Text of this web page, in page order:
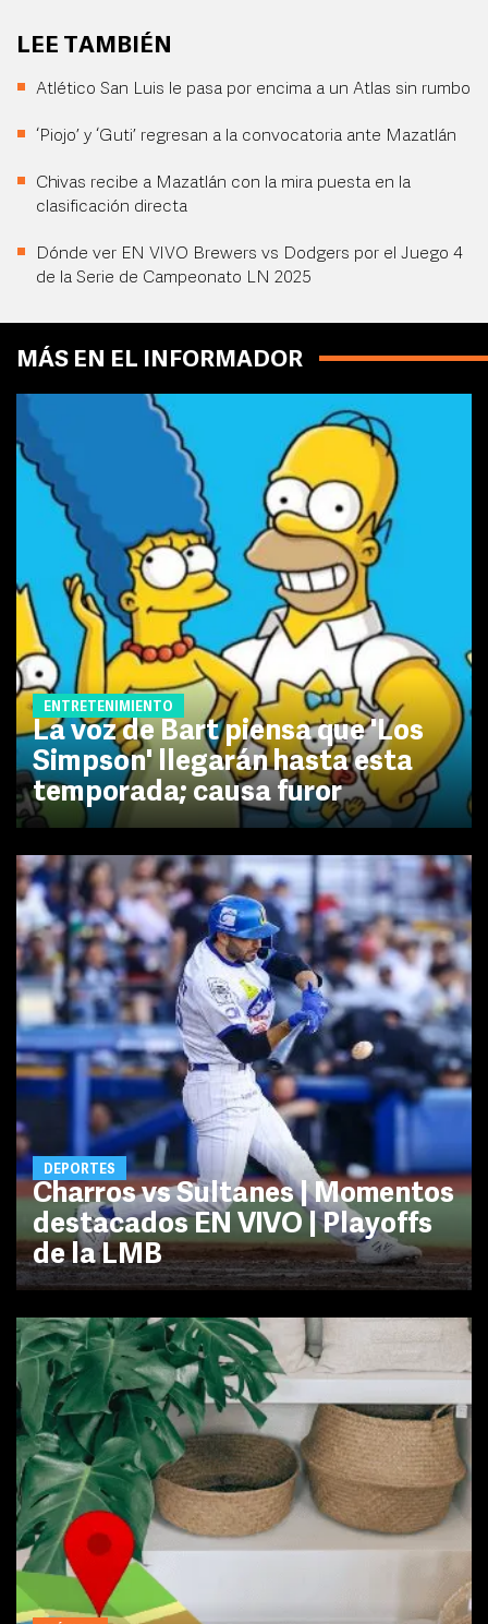
LEE TAMBIÉN
Atlético San Luis le pasa por encima a un Atlas sin rumbo
‘Piojo’ y ‘Guti’ regresan a la convocatoria ante Mazatlán
Chivas recibe a Mazatlán con la mira puesta en la
clasificación directa
Dónde ver EN VIVO Brewers vs Dodgers por el Juego 4
de la Serie de Campeonato LN 2025
MÁS EN EL INFORMADOR
ENTRETENIMIENTO
La voz de Bart piensa que 'Los
Simpson' llegarán hasta esta
temporada; causa furor
DEPORTES
Charros vs Sultanes | Momentos
destacados EN VIVO | Playoffs
de la LMB